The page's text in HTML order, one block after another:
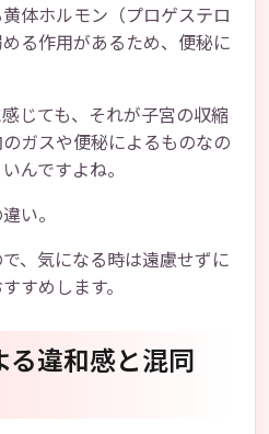
体ホルモン（プロゲステロ
る作用があるため、便秘に
じても、それが子宮の収縮
ガスや便秘によるものなの
んですよね。
い。
、気になる時は遠慮せずに
すめします。
る違和感と混同